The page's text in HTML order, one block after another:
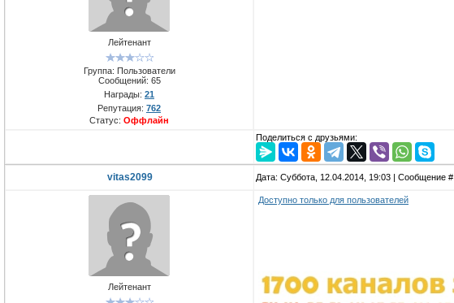
Лейтенант
Группа: Пользователи
Сообщений: 65
Награды: 21
Репутация: 762
Статус: Оффлайн
Поделиться с друзьями:
vitas2099 Дата: Суббота, 12.04.2014, 19:03 | Сообщение #
Лейтенант
Доступно только для пользователей